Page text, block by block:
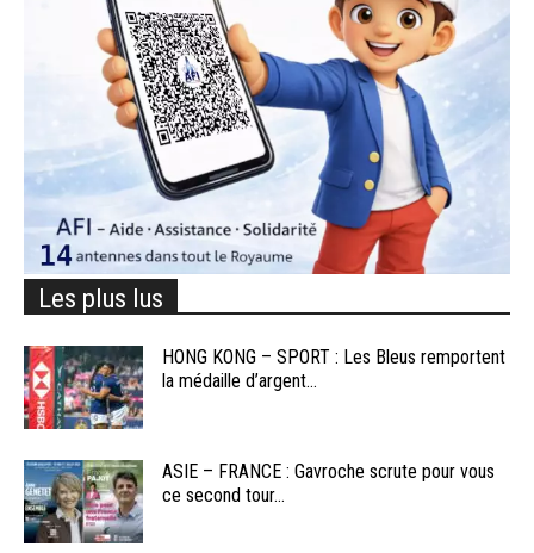
Les plus lus
HONG KONG – SPORT : Les Bleus remportent
la médaille d’argent...
ASIE – FRANCE : Gavroche scrute pour vous
ce second tour...